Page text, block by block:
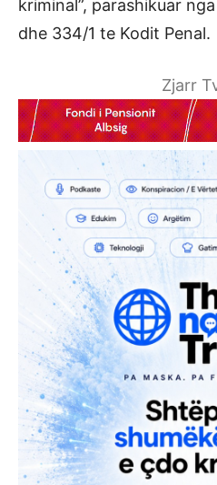
kriminal”, parashikuar
dhe 334/1 te Kodit Penal.
Zjarr